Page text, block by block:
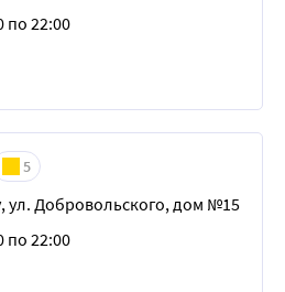
по 22:00
5
ул. Добровольского, дом №15
по 22:00